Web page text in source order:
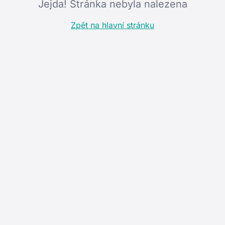
Jejda! Stránka nebyla nalezena
Zpět na hlavní stránku